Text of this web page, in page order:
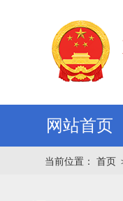
网站首页
当前位置： 首页